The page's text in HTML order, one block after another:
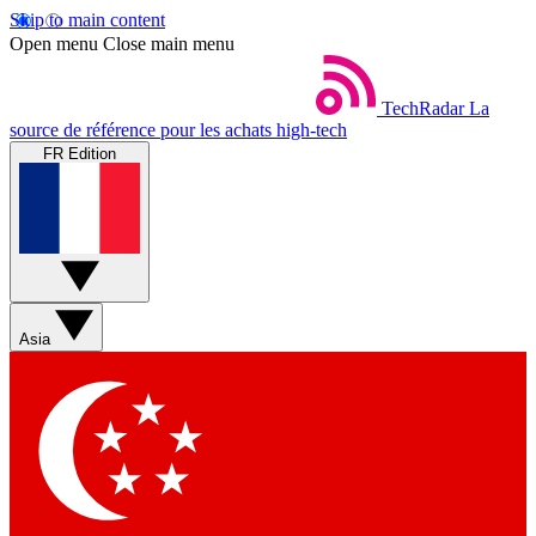
Skip to main content
Open menu Close main menu
TechRadar La
source de référence pour les achats high-tech
FR Edition
Asia